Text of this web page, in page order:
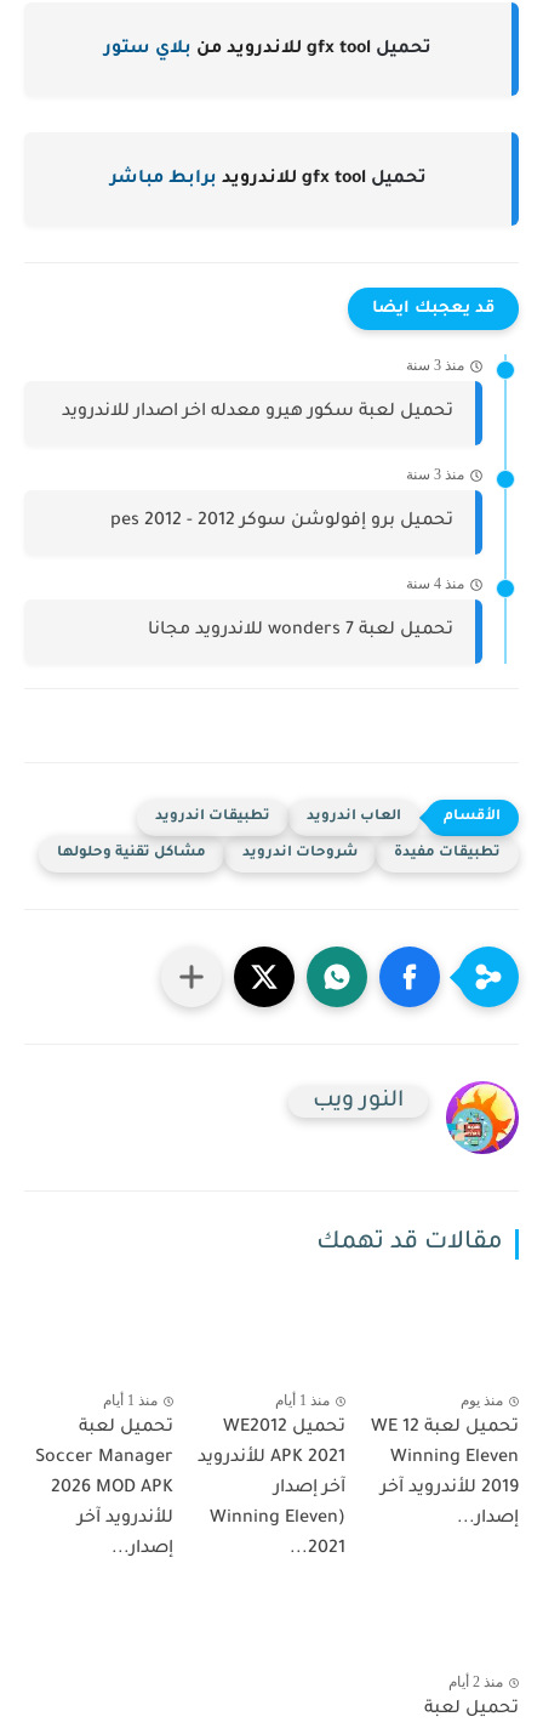
تحميل gfx tool للاندرويد من بلاي ستور
تحميلgfx tool للاندرويد برابط مباشر
قد يعجبك ايضا
منذ 3 سنة
تحميل لعبة سكور هيرو معدله اخر اصدار للاندرويد
منذ 3 سنة
تحميل برو إفولوشن سوكر 2012 - pes 2012
منذ 4 سنة
تحميل لعبة 7 wonders للاندرويد مجانا
العاب اندرويد تطبيقات اندرويد
تطبيقات مفيدة شروحات اندرويد مشاكل تقنية وحلولها
النور ويب
مقالات قد تهمك
منذ يوم
تحميل لعبة WE 12
Winning Eleven
2019 للأندرويد آخر
إصدار...
منذ 1 أيام
تحميل WE2012
APK 2021 للأندرويد
آخر إصدار
(Winning Eleven
2021...
منذ 1 أيام
تحميل لعبة
Soccer Manager
2026 MOD APK
للأندرويد آخر
إصدار...
منذ 2 أيام
تحميل لعبة